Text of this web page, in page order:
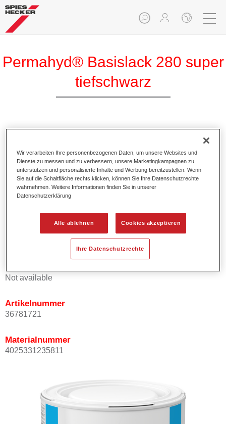
Permahyd® Basislack 280 super
tiefschwarz
Produktmerkmale
Ermöglicht eine einfache und schnelle Verarbeitung in
1,5 Spritzgängen.
Zeigt ein hohes Deckvermögen.
Bietet hohe Farbtongenauigkeit.
Kann mit Permasolid HS Klarlack überlackiert werden.
Not available
Artikelnummer
36781721
Materialnummer
4025331235811
Wir verarbeiten Ihre personenbezogenen Daten, um unsere Websites und
Dienste zu messen und zu verbessern, unsere Marketingkampagnen zu
unterstützen und personalisierte Inhalte und Werbung bereitzustellen. Wenn
Sie auf die Schaltfläche rechts klicken, können Sie Ihre Datenschutzrechte
wahrnehmen. Weitere Informationen finden Sie in unserer
Datenschutzerklärung
Alle ablehnen Cookies akzeptieren
Ihre Datenschutzrechte